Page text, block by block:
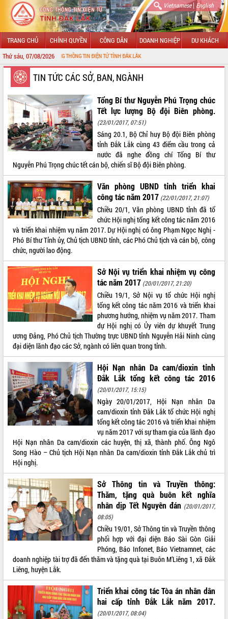
Vietnamese| English
TRANG CHỦ CHÍNH QUYỀN CÔNG DÂN DOANH NGHIỆP DU KHÁCH
Thứ sáu, 07/08/2026
VỚI CỔNG THÔNG TIN ĐIỆN TỬ TỈNH ĐẮK LẮK
GIỚI THIỆU
LÃNH ĐẠO UBND TỈNH
TIN TỨC SỰ KIỆN
SỞ, BAN, NGÀNH
THÔNG TIN CHỈ ĐẠO ĐIỀU HÀNH
HỆ THỐNG VĂN BẢN
VĂN BẢN HĐND TỈNH
ĐIỂM TIN VĂN BẢN
QUY HOẠCH - KẾ HOẠCH
VIDEO
Không có file video nào để phát.
ALBUM ẢNH
LIÊN KẾT WEB
TIN TỨC CÁC SỞ, BAN, NGÀNH
Tổng Bí thư Nguyễn Phú Trọng chúc
Tết lực lượng Bộ đội Biên phòng.
(23/01/2017, 07:51)
Sáng 20.1, Bộ Chỉ huy Bộ đội Biên phòng
tỉnh Đắk Lắk cùng 43 điểm cầu trong cả
nước đã nghe đồng chí Tổng Bí thư
Nguyễn Phú Trọng chúc tết cán bộ, chiến sĩ Bộ đội Biên phòng.
Văn phòng UBND tỉnh triển khai
công tác năm 2017 (22/01/2017, 21:07)
Chiều 20/1, Văn phòng UBND tỉnh đã tổ
chức Hội nghị tổng kết công tác năm 2016
và triển khai nhiệm vụ năm 2017. Dự Hội nghị có ông Phạm Ngọc Nghị -
Phó Bí thư Tỉnh ủy, Chủ tịch UBND tỉnh, các Phó Chủ tịch và cán bộ, công
chức, người lao động.
Sở Nội vụ triển khai nhiệm vụ công
tác năm 2017 (20/01/2017, 21:20)
Chiều 19/1, Sở Nội vụ tổ chức Hội nghị
tổng kết công tác năm 2016 và triển khai
phương hướng, nhiệm vụ năm 2017. Tham
dự Hội nghị có Ủy viên dự khuyết Trung
ương Đảng, Phó Chủ tịch Thường trực UBND tỉnh Nguyễn Hải Ninh cùng
đại diện lãnh đạo các Sở, ngành có liên quan trong tỉnh.
Hội Nạn nhân Da cam/dioxin tỉnh
Đắk Lắk tổng kết công tác 2016
(20/01/2017, 15:15)
Ngày 20/01/2017, Hội Nạn nhân Da
cam/dioxin tỉnh Đắk Lắk tổ chức Hội nghị
tổng kết công tác 2016 và triển khai nhiệm
vụ năm 2017 với sự tham gia của lãnh đạo
Hội Nạn nhân Da cam/dioxin các huyện, thị xã, thành phố. Ông Ngô
Song Hào – Chủ tịch Hội Nạn nhân Da cam/dioxin tỉnh Đắk Lắk chủ trì
Hội nghị.
Sở Thông tin và Truyền thông:
Thăm, tặng quà buôn kết nghĩa
nhân dịp Tết Nguyên đán (20/01/2017,
08:05)
Chiều 19/01, Sở Thông tin và Truyền thông
phối hợp với đại diện Báo Sài Gòn Giải
Phóng, Báo Infonet, Báo Vietnamnet, các
doanh nghiệp tài trợ đã đến thăm và tặng quà tại Buôn M’Liêng 1, xã Đắk
Liêng, huyện Lắk.
Triển khai công tác Tòa án nhân dân
hai cấp tỉnh Đắk Lắk năm 2017.
(20/01/2017, 08:04)